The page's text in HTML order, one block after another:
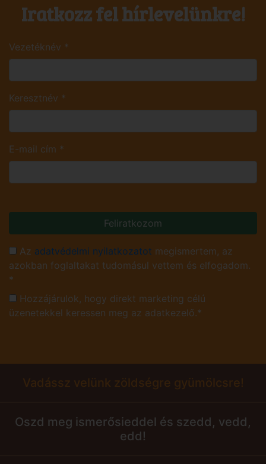
Iratkozz fel hírlevelünkre!
Vezetéknév *
Keresztnév *
E-mail cím *
Feliratkozom
Az adatvédelmi nyilatkozatot megismertem, az
azokban foglaltakat tudomásul vettem és elfogadom.
*
Hozzájárulok, hogy direkt marketing célú
üzenetekkel keressen meg az adatkezelő.*
Vadássz velünk zöldségre gyümölcsre!
Oszd meg ismerősieddel és szedd, vedd,
edd!